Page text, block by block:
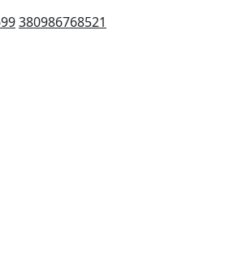
380986768521